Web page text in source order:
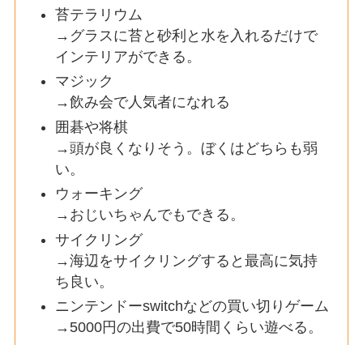
苔テラリウム
→グラスに苔と砂利と水を入れるだけで
インテリアができる。
マジック
→飲み会で人気者になれる
囲碁や将棋
→頭が良くなりそう。ぼくはどちらも弱
い。
ウォーキング
→おじいちゃんでもできる。
サイクリング
→海辺をサイクリングすると最高に気持
ち良い。
ニンテンドーswitchなどの買い切りゲーム
→5000円の出費で50時間くらい遊べる。